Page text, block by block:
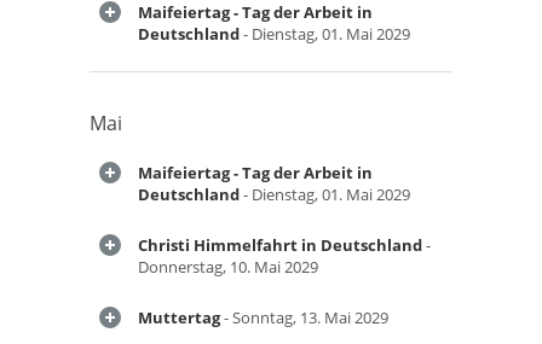
Maifeiertag - Tag der Arbeit in
Deutschland- Dienstag, 01. Mai 2029
Mai
Maifeiertag - Tag der Arbeit in
Deutschland- Dienstag, 01. Mai 2029
Christi Himmelfahrt in Deutschland-
Donnerstag, 10. Mai 2029
Muttertag- Sonntag, 13. Mai 2029